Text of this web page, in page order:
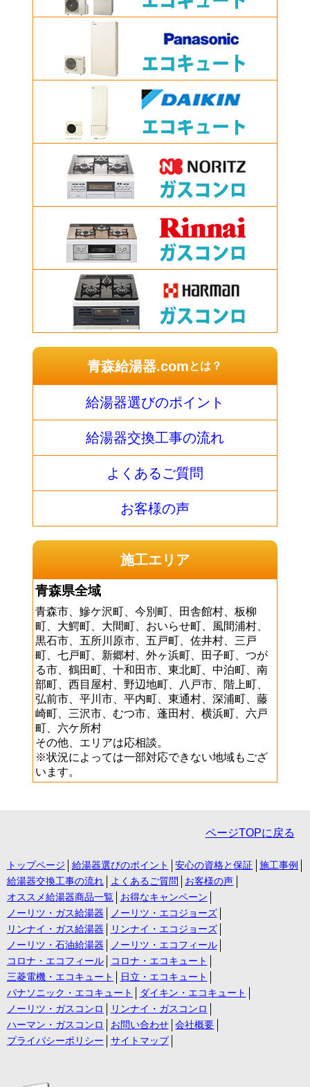
青森給湯器.comとは？
給湯器選びのポイント
給湯器交換工事の流れ
よくあるご質問
お客様の声
施工エリア
青森県全域
青森市、鰺ケ沢町、今別町、田舎館村、板柳
町、大鰐町、大間町、おいらせ町、風間浦村、
黒石市、五所川原市、五戸町、佐井村、三戸
町、七戸町、新郷村、外ヶ浜町、田子町、つが
る市、鶴田町、十和田市、東北町、中泊町、南
部町、西目屋村、野辺地町、八戸市、階上町、
弘前市、平川市、平内町、東通村、深浦町、藤
崎町、三沢市、むつ市、蓬田村、横浜町、六戸
町、六ケ所村
その他、エリアは応相談。
※状況によっては一部対応できない地域もござ
います。
ページTOPに戻る
トップページ 給湯器選びのポイント 安心の資格と保証
施工事例
給湯器交換工事の流れ
よくあるご質問
お客様の声
オススメ給湯器商品一覧
お得なキャンペーン
ノーリツ・ガス給湯器
ノーリツ・エコジョーズ
リンナイ・ガス給湯器
リンナイ・エコジョーズ
ノーリツ・石油給湯器
ノーリツ・エコフィール
コロナ・エコフィール
コロナ・エコキュート
三菱電機・エコキュート
日立・エコキュート
パナソニック・エコキュート
ダイキン・エコキュート
ノーリツ・ガスコンロ
リンナイ・ガスコンロ
ハーマン・ガスコンロ
お問い合わせ
会社概要
プライバシーポリシー
サイトマップ